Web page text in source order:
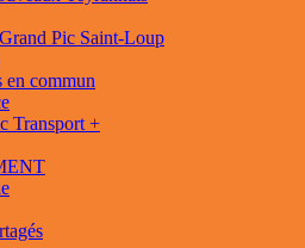
Pic Saint-Loup
en commun
Transport +